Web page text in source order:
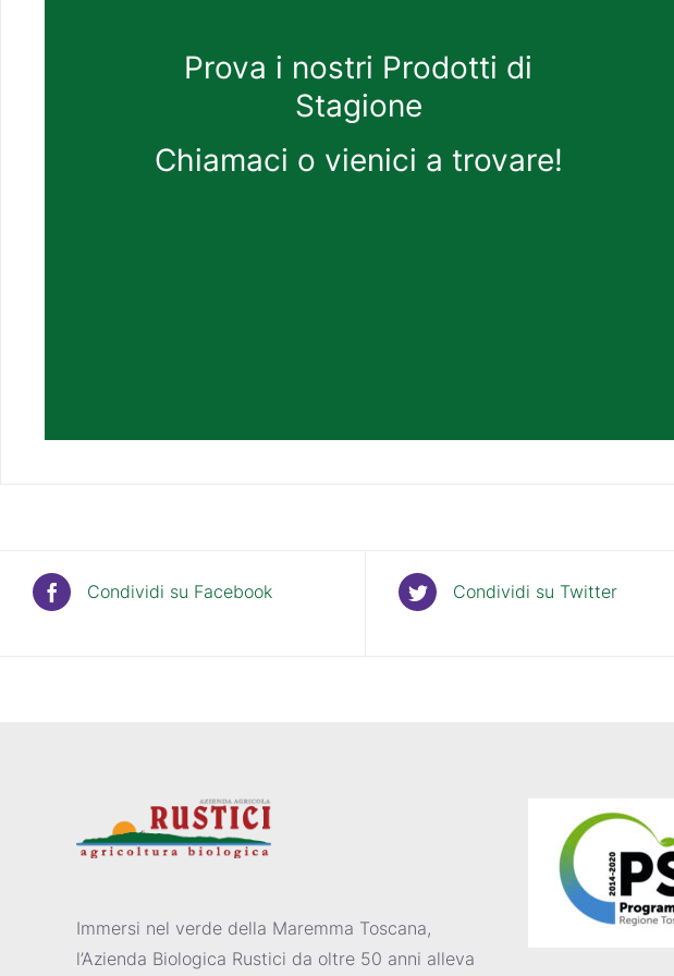
Prova i nostri Prodotti di
Stagione
Chiamaci o vienici a trovare!
Condividi su Facebook Condividi su Twitter
Immersi nel verde della Maremma Toscana,
l’Azienda Biologica Rustici da oltre 50 anni alleva